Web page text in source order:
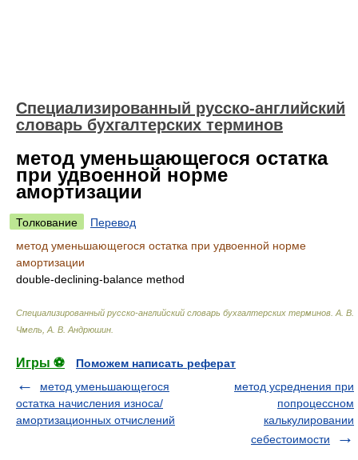
Специализированный русско-английский
словарь бухгалтерских терминов
метод уменьшающегося остатка
при удвоенной норме
амортизации
Толкование
Перевод
метод уменьшающегося остатка при удвоенной норме
амортизации
double-declining-balance method
Специализированный русско-английский словарь бухгалтерских терминов А. В.
Чмель, А. В. Андрюшин
Игры ⚽
Поможем написать реферат
метод уменьшающегося
остатка начисления износа/
амортизационных отчислений
метод усреднения при
попроцессном
калькулировании
себестоимости